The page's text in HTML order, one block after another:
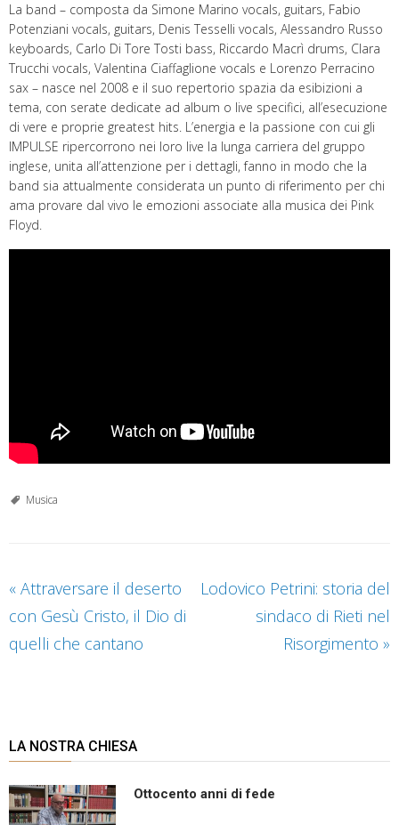
La band – composta da Simone Marino vocals, guitars, Fabio
Potenziani vocals, guitars, Denis Tesselli vocals, Alessandro Russo
keyboards, Carlo Di Tore Tosti bass, Riccardo Macrì drums, Clara
Trucchi vocals, Valentina Ciaffaglione vocals e Lorenzo Perracino
sax – nasce nel 2008 e il suo repertorio spazia da esibizioni a
tema, con serate dedicate ad album o live specifici, all’esecuzione
di vere e proprie greatest hits. L’energia e la passione con cui gli
IMPULSE ripercorrono nei loro live la lunga carriera del gruppo
inglese, unita all’attenzione per i dettagli, fanno in modo che la
band sia attualmente considerata un punto di riferimento per chi
ama provare dal vivo le emozioni associate alla musica dei Pink
Floyd.
Musica
« Attraversare il deserto
con Gesù Cristo, il Dio di
quelli che cantano
Lodovico Petrini: storia del
sindaco di Rieti nel
Risorgimento »
LA NOSTRA CHIESA
Ottocento anni di fede